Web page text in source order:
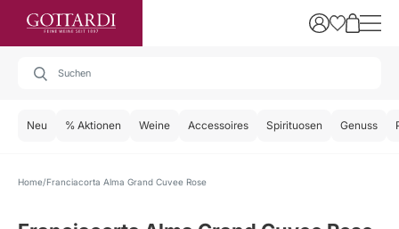
Neu % Aktionen Weine Accessoires Spirituosen Genuss
Home Franciacorta Alma Grand Cuvee Rose